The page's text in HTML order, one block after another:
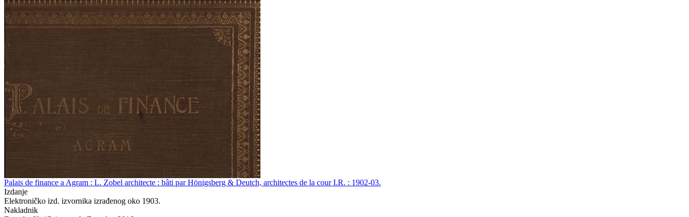
Palais de finance a Agram : L. Zobel architecte : bâti par Hönigsberg & Deutch, architectes de la cour I.R. : 1902-03.
Izdanje
Elektroničko izd. izvornika izrađenog oko 1903.
Nakladnik